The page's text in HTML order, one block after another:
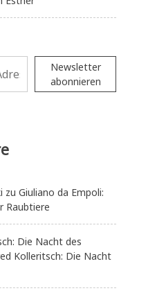
Newsletter
abonnieren
zu Giuliano da Empoli:
Raubtiere
Die Nacht des
Kolleritsch: Die Nacht